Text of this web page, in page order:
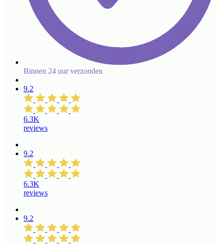
Binnen 24 uur verzonden
9.2
6.3K
reviews
9.2
6.3K
reviews
9.2